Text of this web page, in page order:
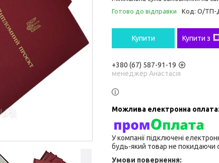
Готово до відправки
Код: О/ТП-
Купити Купити з
+380 (67) 587-91-19
менеджер Анастасія
У компанії підключені
будь-який товар не покидаючи